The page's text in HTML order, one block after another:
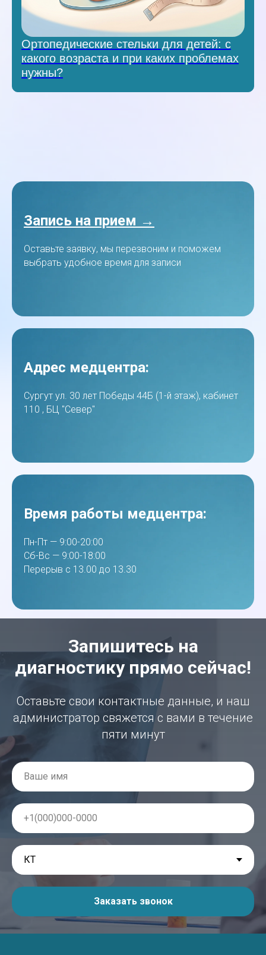
Ортопедические стельки для детей: с
какого возраста и при каких проблемах
нужны?
Запись на прием →
Оставьте заявку, мы перезвоним и поможем
выбрать удобное время для записи
Адрес медцентра:
Сургут ул. 30 лет Победы 44Б (1-й этаж), кабинет
110 , БЦ "Север"
Время работы медцентра:
Пн-Пт — 9:00-20:00
Сб-Вс — 9:00-18:00
Перерыв с 13.00 до 13.30
Запишитесь на
диагностику прямо сейчас!
Оставьте свои контактные данные, и наш
администратор свяжется с вами в течение
пяти минут
Заказать звонок